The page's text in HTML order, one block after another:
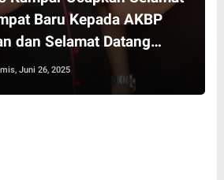
Baru Kepada AKBP
dan Selamat Datang
Ramadhan Sebayang di
Juni 26, 2025